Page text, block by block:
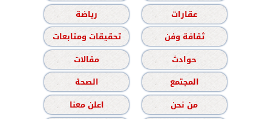
عقارات
رياضة
ثقافة وفن
تحقيقات ومتابعات
حوادث
مقالات
المجتمع
الصحة
من نحن
اعلن معنا